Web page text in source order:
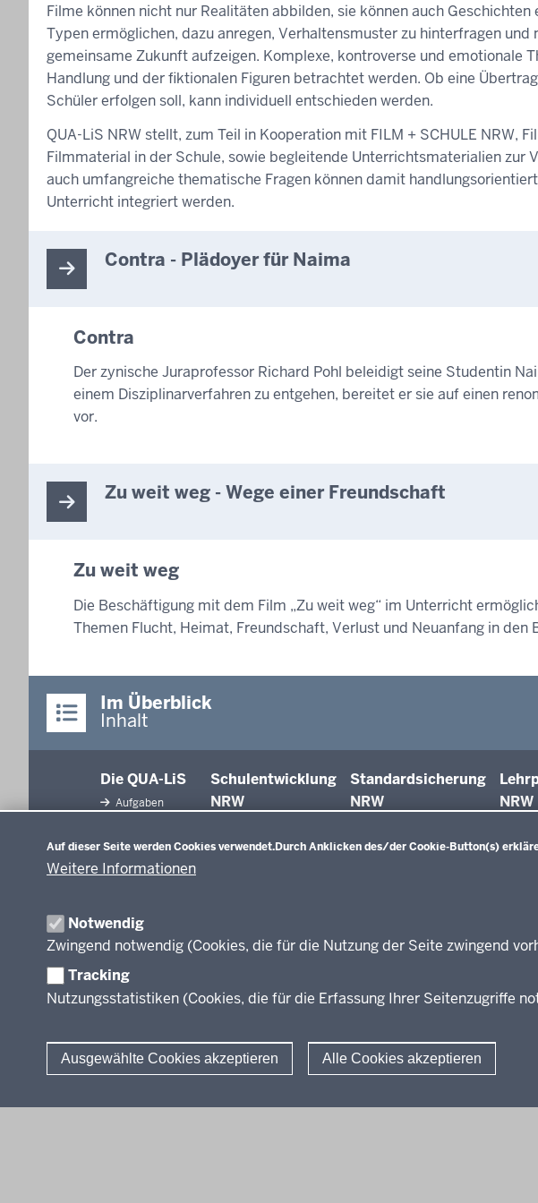
Auf dieser Seite werden Cookies verwendet.Durch Anklicken des/der Cookie-Button(s)
Weitere Informationen
Notwendig
Zwingend notwendig (Cookies, die für die Nutzung der Seite zwingend
Tracking
Nutzungsstatistiken (Cookies, die für die Erfassung Ihrer Seitenzugriffe
Ausgewählte Cookies akzeptieren Alle Cookies akzeptieren
Filme können nicht nur Realitäten abbilden, sie können auch
Typen ermöglichen, dazu anregen, Verhaltensmuster zu hinterfragen und
gemeinsame Zukunft aufzeigen. Komplexe, kontroverse und emotionale
Handlung und der fiktionalen Figuren betrachtet werden. Ob eine
Schüler erfolgen soll, kann individuell entschieden werden.
QUA-LiS NRW stellt, zum Teil in Kooperation mit FILM + SCHULE NRW,
Filmmaterial in der Schule, sowie begleitende Unterrichtsmaterialien zur
auch umfangreiche thematische Fragen können damit
Unterricht integriert werden.
Contra - Plädoyer für Naima
Contra
Der zynische Juraprofessor Richard Pohl beleidigt seine Studentin
einem Disziplinarverfahren zu entgehen, bereitet er sie auf einen
vor.
Zu weit weg - Wege einer Freundschaft
Zu weit weg
Die Beschäftigung mit dem Film „Zu weit weg“ im Unterricht
Themen Flucht, Heimat, Freundschaft, Verlust und Neuanfang in den
Im Überblick
Inhalt
Die QUA-LiS
Aufgaben
Veranstaltungen
Veröffentlichungen
Organisation
Stellenangebote
Schulentwicklung
NRW
Unterricht
Standardsicherung
NRW
NRW
© 2026 QUA-LiS